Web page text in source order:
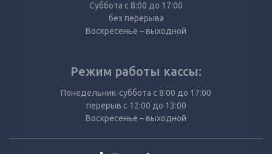
Суббота с 8:00 до 17:00
без перерыва
Воскресенье – выходной
Режим работы кассы:
Понедельник-суббота с 8:00 до 17:00
перерыв с 12:00 до 13:00
Воскресенье – выходной